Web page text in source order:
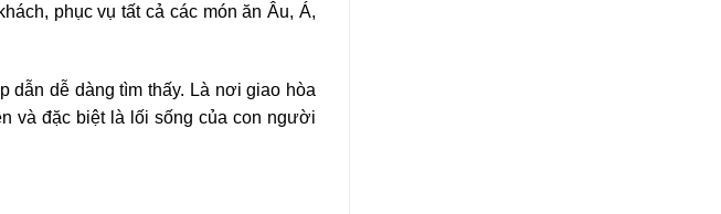
phục vụ tất cả các món ăn Âu, Á,
dễ dàng tìm thấy. Là nơi giao hòa
và đặc biệt là lối sống của con người